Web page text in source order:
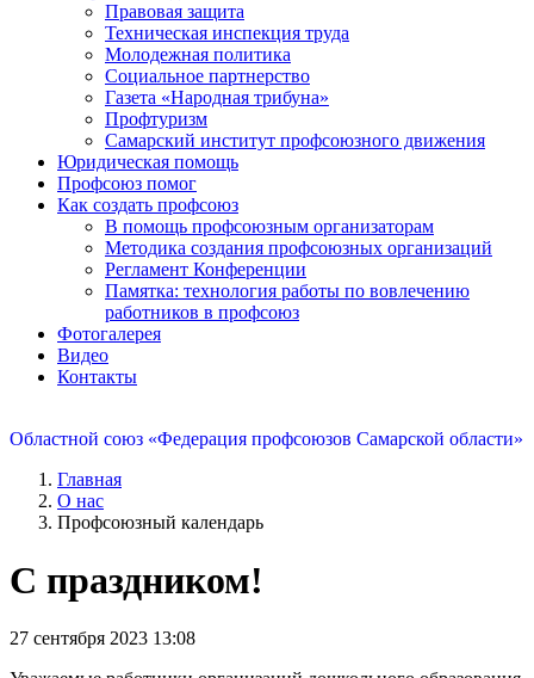
Правовая защита
Техническая инспекция труда
Молодежная политика
Социальное партнерство
Газета «Народная трибуна»
Профтуризм
Самарский институт профсоюзного движения
Юридическая помощь
Профсоюз помог
Как создать профсоюз
В помощь профсоюзным организаторам
Методика создания профсоюзных организаций
Регламент Конференции
Памятка: технология работы по вовлечению
работников в профсоюз
Фотогалерея
Видео
Контакты
Областной союз «Федерация профсоюзов Самарской области»
Главная
О нас
Профсоюзный календарь
С праздником!
27 сентября 2023 13:08